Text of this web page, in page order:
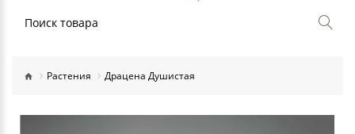
Растения Драцена Душистая